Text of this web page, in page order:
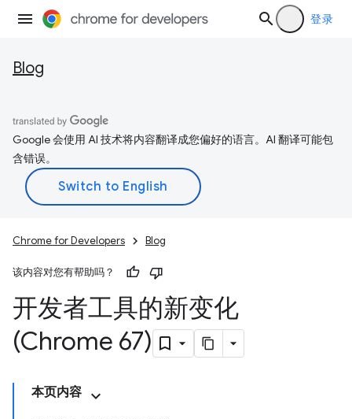
登录
Blog
Google 会使用 AI 技术将内容翻译成您偏好的语言。AI 翻译可能包
含错误。
Chrome for Developers Blog
该内容对您有帮助吗？
开发者工具的新变化
(Chrome 67)
本页内容